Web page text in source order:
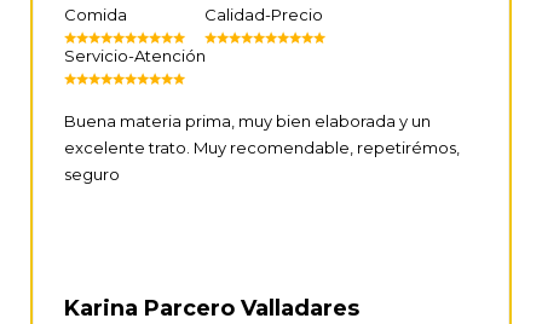
Comida Calidad-Precio
Servicio-Atención
Buena materia prima, muy bien elaborada y un
excelente trato. Muy recomendable, repetirémos,
seguro
Karina Parcero Valladares